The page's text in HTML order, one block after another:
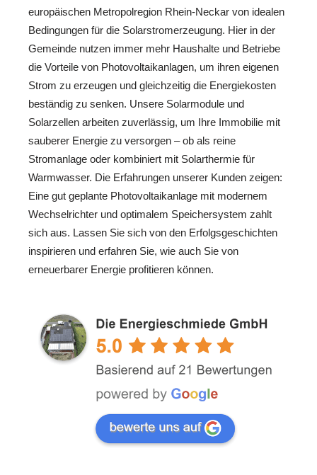
europäischen Metropolregion Rhein-Neckar von idealen
Bedingungen für die Solarstromerzeugung. Hier in der
Gemeinde nutzen immer mehr Haushalte und Betriebe
die Vorteile von Photovoltaikanlagen, um ihren eigenen
Strom zu erzeugen und gleichzeitig die Energiekosten
beständig zu senken. Unsere Solarmodule und
Solarzellen arbeiten zuverlässig, um Ihre Immobilie mit
sauberer Energie zu versorgen – ob als reine
Stromanlage oder kombiniert mit Solarthermie für
Warmwasser. Die Erfahrungen unserer Kunden zeigen:
Eine gut geplante Photovoltaikanlage mit modernem
Wechselrichter und optimalem Speichersystem zahlt
sich aus. Lassen Sie sich von den Erfolgsgeschichten
inspirieren und erfahren Sie, wie auch Sie von
erneuerbarer Energie profitieren können.